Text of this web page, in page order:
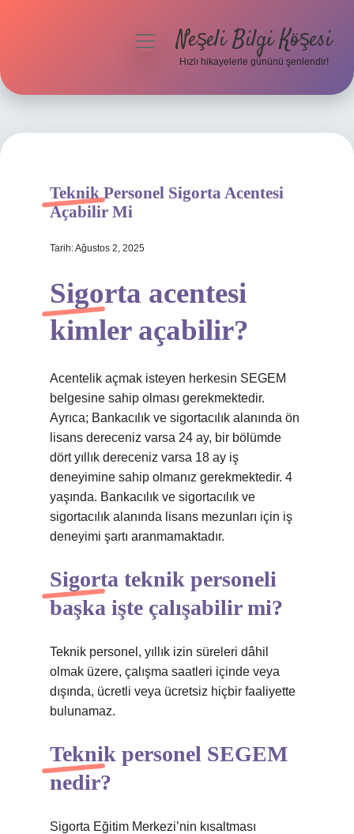
Hakkımızda
menüyüNeşeli Bilgi Köşesi
Hızlı hikayelerle gününü şenlendir!
Teknik Personel Sigorta Acentesi
Açabilir Mi
Tarih: Ağustos 2, 2025
Sigorta acentesi
kimler açabilir?
Acentelik açmak isteyen herkesin SEGEM
belgesine sahip olması gerekmektedir.
Ayrıca; Bankacılık ve sigortacılık alanında ön
lisans dereceniz varsa 24 ay, bir bölümde
dört yıllık dereceniz varsa 18 ay iş
deneyimine sahip olmanız gerekmektedir. 4
yaşında. Bankacılık ve sigortacılık ve
sigortacılık alanında lisans mezunları için iş
deneyimi şartı aranmamaktadır.
Sigorta teknik personeli
başka işte çalışabilir mi?
Teknik personel, yıllık izin süreleri dâhil
olmak üzere, çalışma saatleri içinde veya
dışında, ücretli veya ücretsiz hiçbir faaliyette
bulunamaz.
Teknik personel SEGEM
nedir?
Sigorta Eğitim Merkezi’nin kısaltması